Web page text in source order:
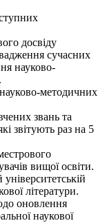
досвіду
сучасних
науково-
методичних
звань та
звітують раз на 5
вищої освіти.
літератури.
оновлення
наукової